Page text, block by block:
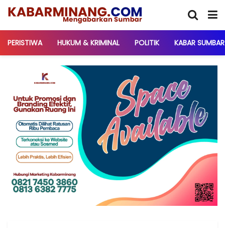
PERISTIWA HUKUM & KRIMINAL POLITIK KABAR SUMBAR